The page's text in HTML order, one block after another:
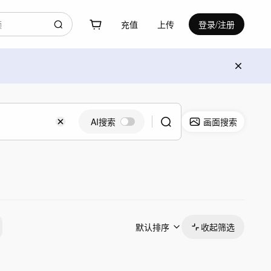
充值 上传 登录/注册
AI搜索 画面搜索
默认排序 收起筛选